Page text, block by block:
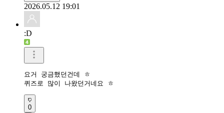
2026.05.12 19:01
:D
요거 궁금했던건데 ㅎ
0